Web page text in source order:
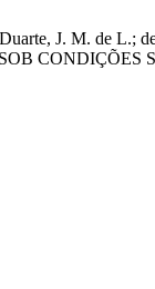
J. M. de
CONDIÇÕES